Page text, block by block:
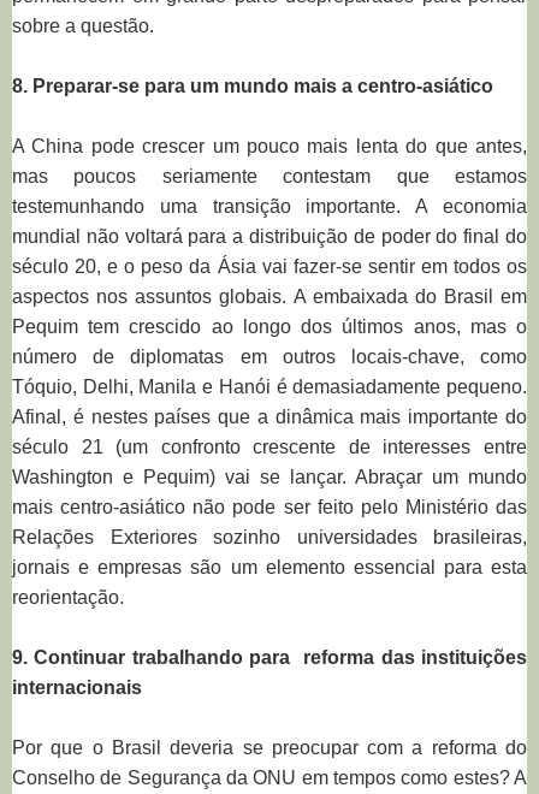
sobre a questão.
8. Preparar-se para um mundo mais a centro-asiático
A China pode crescer um pouco mais lenta do que antes,
mas poucos seriamente contestam que estamos
testemunhando uma transição importante. A economia
mundial não voltará para a distribuição de poder do final do
século 20, e o peso da Ásia vai fazer-se sentir em todos os
aspectos nos assuntos globais. A embaixada do Brasil em
Pequim tem crescido ao longo dos últimos anos, mas o
número de diplomatas em outros locais-chave, como
Tóquio, Delhi, Manila e Hanói é demasiadamente pequeno.
Afinal, é nestes países que a dinâmica mais importante do
século 21 (um confronto crescente de interesses entre
Washington e Pequim) vai se lançar. Abraçar um mundo
mais centro-asiático não pode ser feito pelo Ministério das
Relações Exteriores sozinho universidades brasileiras,
jornais e empresas são um elemento essencial para esta
reorientação.
9. Continuar trabalhando para reforma das instituições
internacionais
Por que o Brasil deveria se preocupar com a reforma do
Conselho de Segurança da ONU em tempos como estes? A